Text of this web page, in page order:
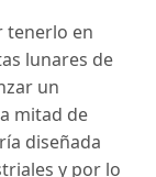
tenerlo en
lunares de
un
mitad de
diseñada
y por lo